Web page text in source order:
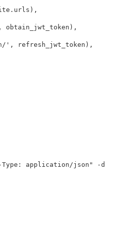
. urls ),
, obtain_jwt_token ),
' , refresh_jwt_token ),